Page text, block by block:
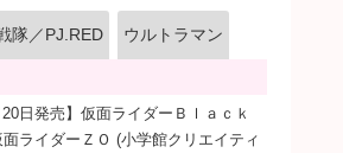
隊／PJ.RED ウルトラマン
20日発売】仮面ライダーＢｌａｃｋ
ライダーＺＯ (小学館クリエイティ